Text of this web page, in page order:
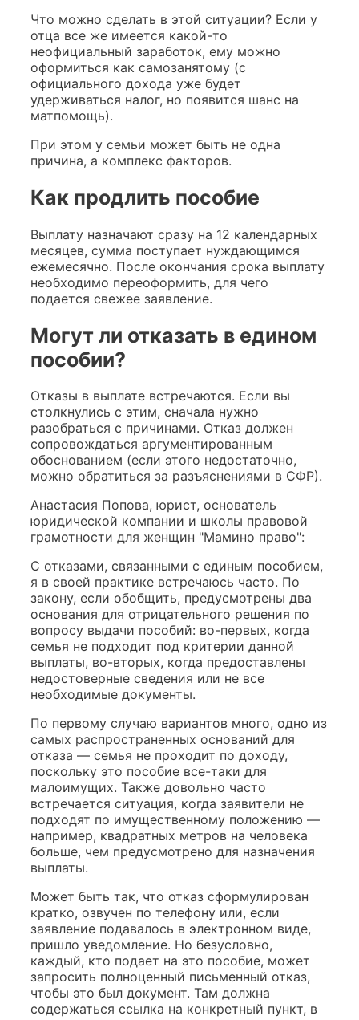
Что можно сделать в этой ситуации? Если у
отца все же имеется какой-то
неофициальный заработок, ему можно
оформиться как самозанятому (с
официального дохода уже будет
удерживаться налог, но появится шанс на
матпомощь).
При этом у семьи может быть не одна
причина, а комплекс факторов.
Как продлить пособие
Выплату назначают сразу на 12 календарных
месяцев, сумма поступает нуждающимся
ежемесячно. После окончания срока выплату
необходимо переоформить, для чего
подается свежее заявление.
Могут ли отказать в едином
пособии?
Отказы в выплате встречаются. Если вы
столкнулись с этим, сначала нужно
разобраться с причинами. Отказ должен
сопровождаться аргументированным
обоснованием (если этого недостаточно,
можно обратиться за разъяснениями в СФР).
Анастасия Попова, юрист, основатель
юридической компании и школы правовой
грамотности для женщин "Мамино право":
С отказами, связанными с единым пособием,
я в своей практике встречаюсь часто. По
закону, если обобщить, предусмотрены два
основания для отрицательного решения по
вопросу выдачи пособий: во-первых, когда
семья не подходит под критерии данной
выплаты, во-вторых, когда предоставлены
недостоверные сведения или не все
необходимые документы.
По первому случаю вариантов много, одно из
самых распространенных оснований для
отказа — семья не проходит по доходу,
поскольку это пособие все-таки для
малоимущих. Также довольно часто
встречается ситуация, когда заявители не
подходят по имущественному положению —
например, квадратных метров на человека
больше, чем предусмотрено для назначения
выплаты.
Может быть так, что отказ сформулирован
кратко, озвучен по телефону или, если
заявление подавалось в электронном виде,
пришло уведомление. Но безусловно,
каждый, кто подает на это пособие, может
запросить полноценный письменный отказ,
чтобы это был документ. Там должна
содержаться ссылка на конкретный пункт, в